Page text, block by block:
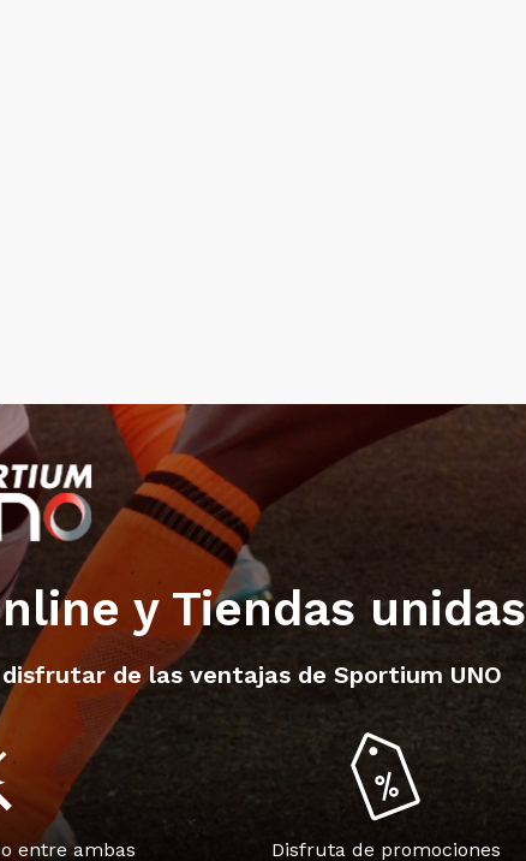
y Tiendas unidas
de las ventajas de Sportium UNO
entre ambas
Disfruta de promociones